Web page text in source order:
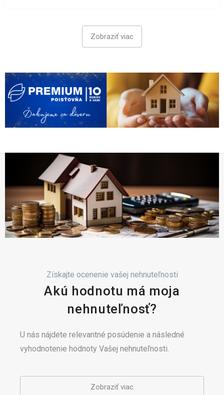
Zobraziť viac
Získajte ocenenie vašej nehnuteľnosti
Akú hodnotu má moja
nehnuteľnosť?
U nás nájdete relevantné posúdenie a následné
vyhodnotenie hodnoty Vašej nehnuteľnosti.
Zobraziť viac